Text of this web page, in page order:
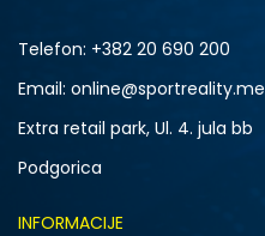
Telefon: +382 20 690 200
Email: online@sportreality.me
Extra retail park, Ul. 4. jula bb
Podgorica
INFORMACIJE